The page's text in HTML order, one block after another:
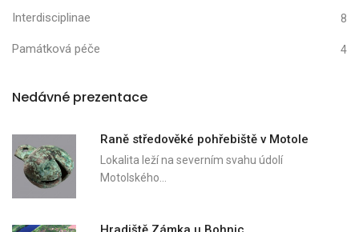
Interdisciplinae 8
Památková péče 4
Nedávné prezentace
Raně středověké pohřebiště v Motole
Lokalita leží na severním svahu údolí
Motolského…